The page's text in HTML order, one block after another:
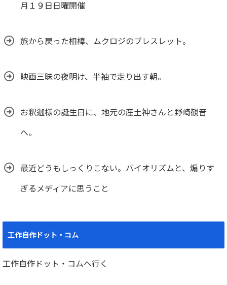
月１９日日曜開催
旅から戻った相棒、ムクロジのブレスレット。
映画三昧の夜明け、半袖で走り出す朝。
お釈迦様の誕生日に、地元の産土神さんと野崎観音
へ。
最近どうもしっくりこない。バイオリズムと、煽りす
ぎるメディアに思うこと
工作自作ドット・コム
工作自作ドット・コムへ行く